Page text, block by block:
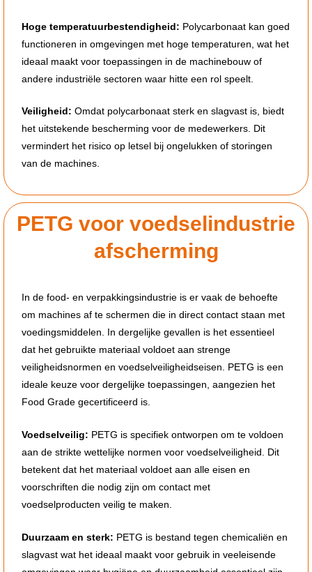
Hoge temperatuurbestendigheid: Polycarbonaat kan goed
functioneren in omgevingen met hoge temperaturen, wat het
ideaal maakt voor toepassingen in de machinebouw of
andere industriële sectoren waar hitte een rol speelt.
Veiligheid: Omdat polycarbonaat sterk en slagvast is, biedt
het uitstekende bescherming voor de medewerkers. Dit
vermindert het risico op letsel bij ongelukken of storingen
van de machines.
PETG voor voedselindustrie
afscherming
In de food- en verpakkingsindustrie is er vaak de behoefte
om machines af te schermen die in direct contact staan met
voedingsmiddelen. In dergelijke gevallen is het essentieel
dat het gebruikte materiaal voldoet aan strenge
veiligheidsnormen en voedselveiligheidseisen. PETG is een
ideale keuze voor dergelijke toepassingen, aangezien het
Food Grade gecertificeerd is.
Voedselveilig: PETG is specifiek ontworpen om te voldoen
aan de strikte wettelijke normen voor voedselveiligheid. Dit
betekent dat het materiaal voldoet aan alle eisen en
voorschriften die nodig zijn om contact met
voedselproducten veilig te maken.
Duurzaam en sterk: PETG is bestand tegen chemicaliën en
slagvast wat het ideaal maakt voor gebruik in veeleisende